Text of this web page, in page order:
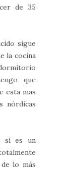
de 35
sigue
la cocina
que
esta mas
nórdicas
sí es un
lo más